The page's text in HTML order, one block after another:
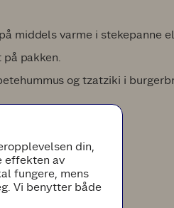
middels varme i stekepanne
pakken.
og tzatziki i
vann, tørk godt av.
din,
effekten av
fungere, mens
Vi benytter både